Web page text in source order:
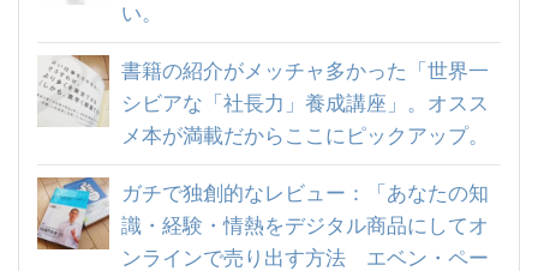
い。
書籍の紹介がメッチャ多かった「世界一
シビアな「社長力」養成講座」。オスス
メ本が満載だからここにピックアップ。
ガチで独創的なレビュー：「あなたの知
識・経験・情熱をデジタル商品にしてオ
ンラインで売り出す方法 エベン・ペー